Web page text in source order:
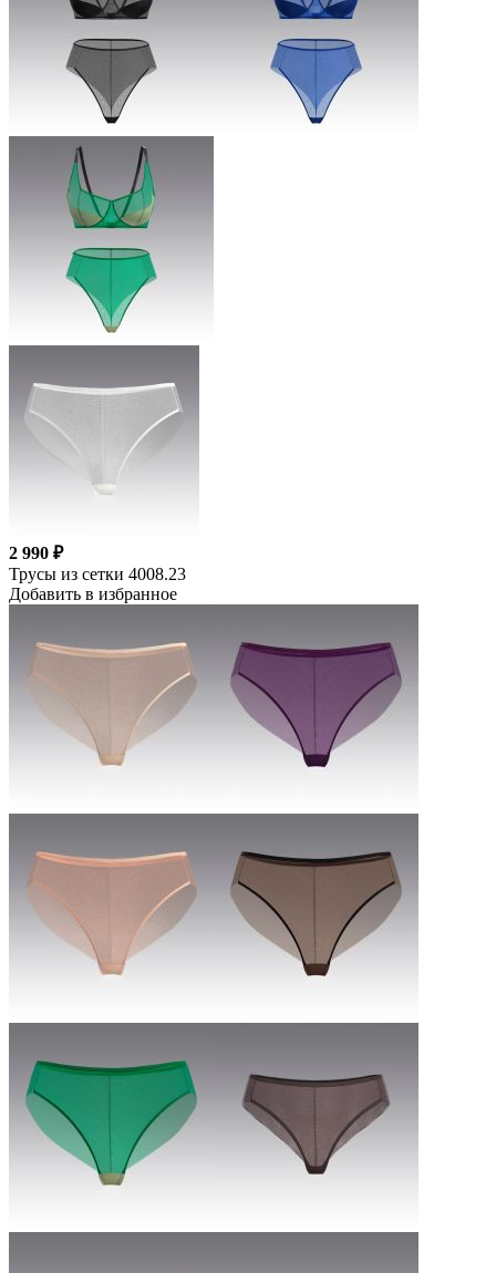
2 990 ₽
Трусы из сетки 4008.23
Добавить в избранное